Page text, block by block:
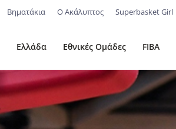
Βηματάκια Ο Ακάλυπτος Superbasket Girl
Ελλάδα Εθνικές Ομάδες FIBA